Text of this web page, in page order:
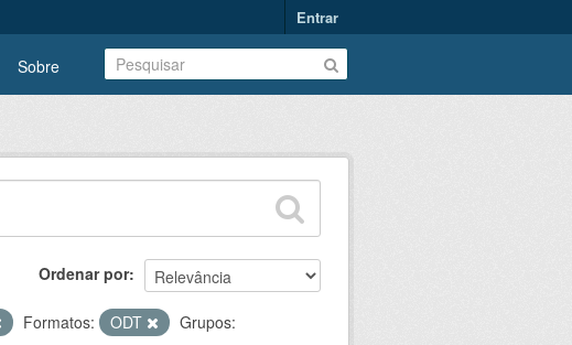
Entrar
Sobre
Ordenar por
Formatos: ODT
Grupos: